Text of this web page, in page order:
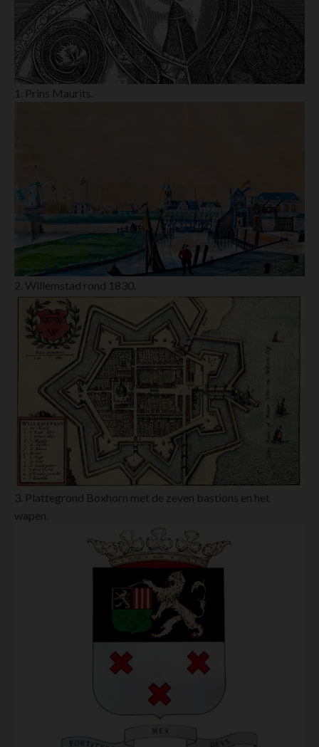
1. Prins Maurits.
2. Willemstad rond 1830.
3. Plattegrond Boxhorn met de zeven bastions en het
wapen.